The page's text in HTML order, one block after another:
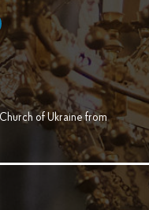
of Ukraine from